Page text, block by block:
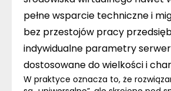
pełne wsparcie techniczne i
bez przestojów pracy
indywidualne parametry
dostosowane do wielkości i
W praktyce oznacza to, że